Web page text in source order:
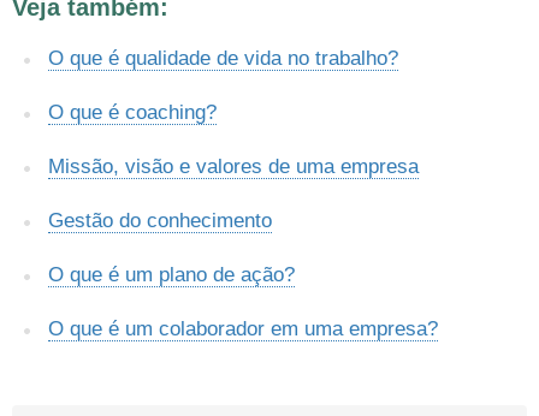
Veja também:
O que é qualidade de vida no trabalho?
O que é coaching?
Missão, visão e valores de uma empresa
Gestão do conhecimento
O que é um plano de ação?
O que é um colaborador em uma empresa?